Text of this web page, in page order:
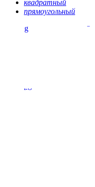
квадратный
прямоугольный